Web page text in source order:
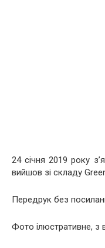
24 січня 2019 року
вийшов зі складу
Передрук без
Фото ілюстративне, з